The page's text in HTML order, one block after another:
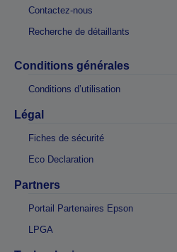
Contactez-nous
Recherche de détaillants
Conditions générales
Conditions d’utilisation
Légal
Fiches de sécurité
Eco Declaration
Partners
Portail Partenaires Epson
LPGA